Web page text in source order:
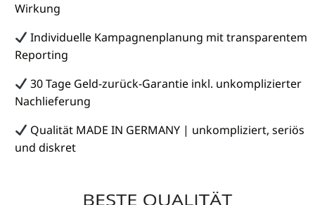
Wirkung
Individuelle Kampagnenplanung mit transparentem
Reporting
30 Tage Geld-zurück-Garantie inkl. unkomplizierter
Nachlieferung
Qualität MADE IN GERMANY | unkompliziert, seriös
und diskret